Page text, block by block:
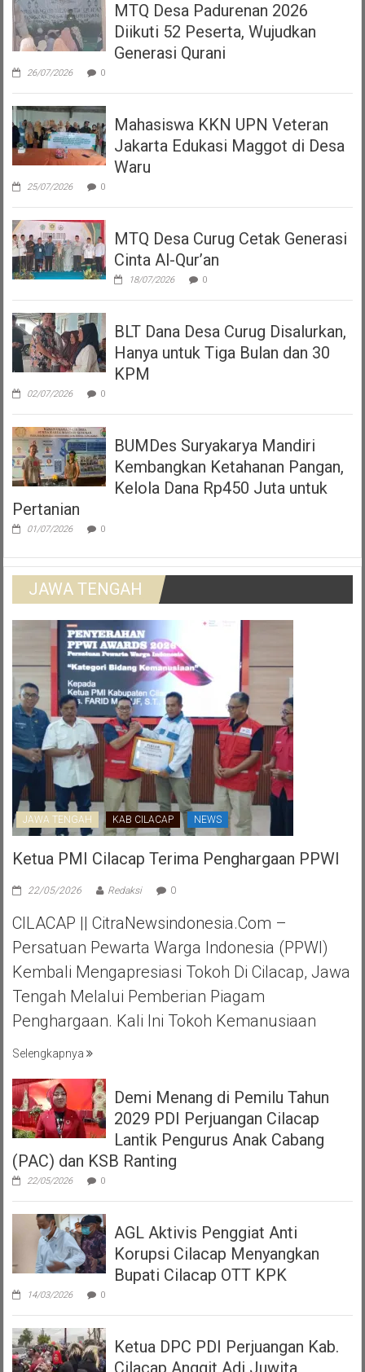
MTQ Desa Padurenan 2026
Diikuti 52 Peserta, Wujudkan
Generasi Qurani
26/07/2026 0
Mahasiswa KKN UPN Veteran
Jakarta Edukasi Maggot di Desa
Waru
25/07/2026 0
MTQ Desa Curug Cetak Generasi
Cinta Al-Qur’an
18/07/2026 0
BLT Dana Desa Curug Disalurkan,
Hanya untuk Tiga Bulan dan 30
KPM
02/07/2026 0
BUMDes Suryakarya Mandiri
Kembangkan Ketahanan Pangan,
Kelola Dana Rp450 Juta untuk
Pertanian
01/07/2026 0
JAWA TENGAH
JAWA TENGAH KAB CILACAP NEWS
Ketua PMI Cilacap Terima Penghargaan PPWI
22/05/2026 Redaksi 0
CILACAP || CitraNewsindonesia.com –
Persatuan Pewarta Warga Indonesia (PPWI)
Kembali Mengapresiasi Tokoh Di Cilacap, Jawa
Tengah Melalui Pemberian Piagam
Penghargaan. Kali Ini Tokoh Kemanusiaan
Selengkapnya
Demi Menang di Pemilu Tahun
2029 PDI Perjuangan Cilacap
Lantik Pengurus Anak Cabang
(PAC) dan KSB Ranting
22/05/2026 0
AGL Aktivis Penggiat Anti
Korupsi Cilacap Menyangkan
Bupati Cilacap OTT KPK
14/03/2026 0
Ketua DPC PDI Perjuangan Kab.
Cilacap Anggit Adi Juwita